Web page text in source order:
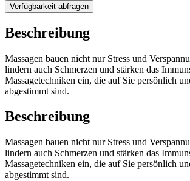
Verfügbarkeit abfragen
Beschreibung
Massagen bauen nicht nur Stress und
lindern auch Schmerzen und stärken das
Massagetechniken ein, die auf Sie persönlich
abgestimmt sind.
Beschreibung
Massagen bauen nicht nur Stress und
lindern auch Schmerzen und stärken das
Massagetechniken ein, die auf Sie persönlich
abgestimmt sind.